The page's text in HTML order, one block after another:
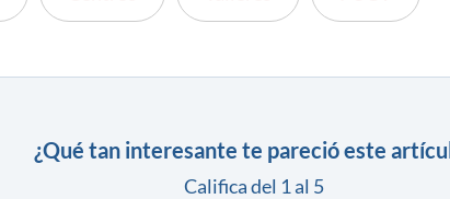
¿Qué tan interesante te pareció este
Califica del 1 al 5